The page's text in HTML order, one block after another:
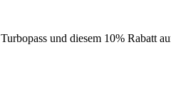
und diesem 10% Rabatt